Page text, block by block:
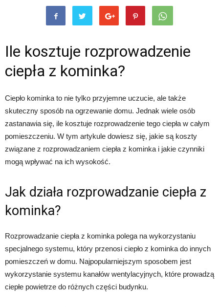
Ile kosztuje rozprowadzenie
ciepła z kominka?
Ciepło kominka to nie tylko przyjemne uczucie, ale także
skuteczny sposób na ogrzewanie domu. Jednak wiele osób
zastanawia się, ile kosztuje rozprowadzenie tego ciepła w całym
pomieszczeniu. W tym artykule dowiesz się, jakie są koszty
związane z rozprowadzaniem ciepła z kominka i jakie czynniki
mogą wpływać na ich wysokość.
Jak działa rozprowadzanie ciepła z
kominka?
Rozprowadzanie ciepła z kominka polega na wykorzystaniu
specjalnego systemu, który przenosi ciepło z kominka do innych
pomieszczeń w domu. Najpopularniejszym sposobem jest
wykorzystanie systemu kanałów wentylacyjnych, które prowadzą
ciepłe powietrze do różnych części budynku.